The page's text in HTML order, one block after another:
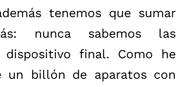
tenemos que sumar
nunca sabemos las
dispositivo final. Como he
un billón de aparatos con